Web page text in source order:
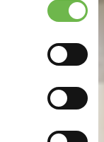
actief te
(fingerprinting)
in.